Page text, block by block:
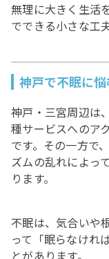
無理に大きく生活
でできる小さな工
神戸で不眠に
神戸・三宮周辺は
種サービスへのア
です。その一方で
ズムの乱れによっ
ります。
不眠は、気合いや
って「眠らなけれ
とがあります。